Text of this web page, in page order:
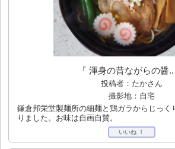
『 渾身の昔ながらの醤..
投稿者：たかさん
撮影地：自宅
鎌倉邦栄堂製麺所の細麺と鶏ガラからじっく
りました。お味は自画自賛。
いいね ！